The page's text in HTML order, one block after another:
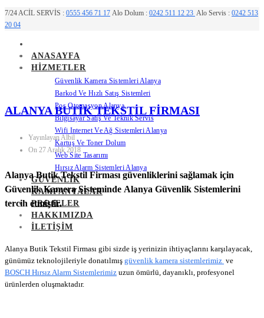
7/24 ACİL SERVİS : 0555 456 71 17 Alo Dolum : 0242 511 12 23 Alo Servis : 0242 513
20 04
ANASAYFA
HIZMETLER
Güvenlik Kamera Sistemleri Alanya
Barkod Ve Hızlı Satış Sistemleri
Pos Otomasyon Alanya
Bilgisayar Satış Ve Teknik Servis
Wifi Internet Ve Ağ Sistemleri Alanya
Kartuş Ve Toner Dolum
Web Site Tasarımı
Hırsız Alarm Sistemleri Alanya
GÜVENLIK
KAMPANYALAR
PROJELER
HAKKIMIZDA
İLETIŞIM
ALANYA BUTIK TEKSTIL FIRMASI
Yayınlayan Albil
On 27 Aralık 2018
Alanya Butik Tekstil Firması güvenliklerini sağlamak için
Güvenlik Kamera Sisteminde Alanya Güvenlik Sistemlerini
tercih etmiştir.
Alanya Butik Tekstil Firması gibi sizde iş yerinizin ihtiyaçlarını karşılayacak,
günümüz teknolojileriyle donatılmış güvenlik kamera sistemlerimiz ve
BOSCH Hırsız Alarm Sistemlerimiz uzun ömürlü, dayanıklı, profesyonel
ürünlerden oluşmaktadır.